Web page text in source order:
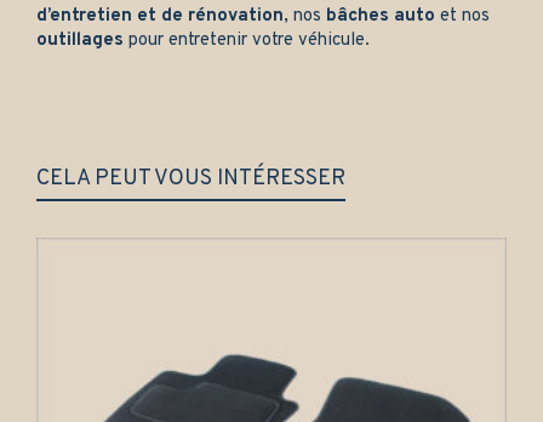
d’entretien et de rénovation, nos bâches auto et nos
outillages pour entretenir votre véhicule.
CELA PEUT VOUS INTÉRESSER